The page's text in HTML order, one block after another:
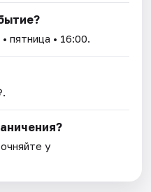
• пятница • 16:00.
у